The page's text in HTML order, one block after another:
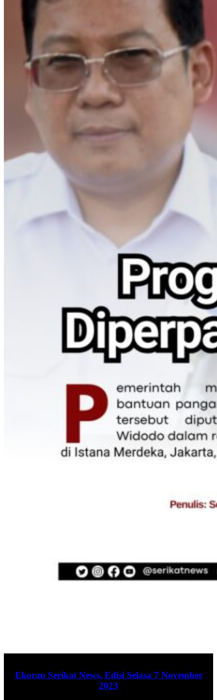
Ekoran Serikat News, Edisi Selasa 7 November
2023